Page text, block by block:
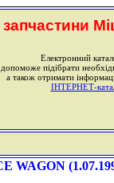
запчастини
Електронний
допоможе підібрати
а також отримати
ІНТЕРНЕТ-
WAGON